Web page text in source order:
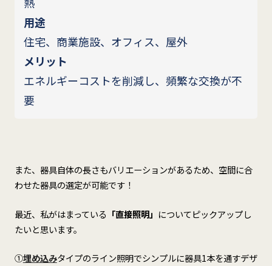
用途
住宅、商業施設、オフィス、屋外
メリット
エネルギーコストを削減し、頻繁な交換が不
要
また、器具自体の長さもバリエーションがあるため、空間に合
わせた器具の選定が可能です！
最近、私がはまっている 「直接照明」 についてピックアップし
たいと思います。
①埋め込みタイプのライン照明でシンプルに器具1本を通すデザ